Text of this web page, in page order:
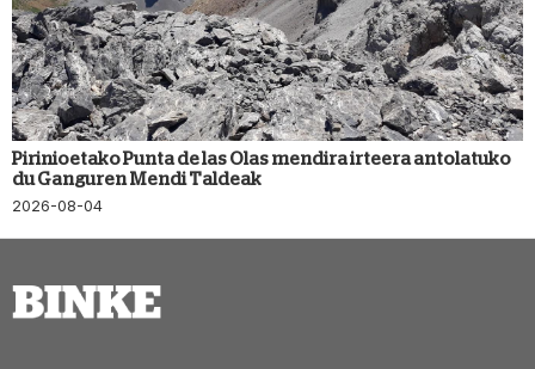
Pirinioetako Punta de las Olas mendira irteera antolatuko
du Ganguren Mendi Taldeak
2026-08-04